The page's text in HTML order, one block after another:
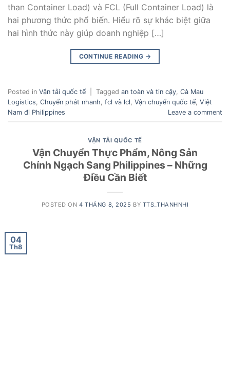
than Container Load) và FCL (Full Container Load) là
hai phương thức phổ biến. Hiểu rõ sự khác biệt giữa
hai hình thức này giúp doanh nghiệp […]
CONTINUE READING →
Posted in Vận tải quốc tế Tagged an toàn và tin cậy Cà Mau
Logistics Chuyển phát nhanh fcl và lcl Vận chuyển quốc tế, Việt
Nam đi Philippines
Leave a comment
VẬN TẢI QUỐC TẾ
Vận Chuyển Thực Phẩm, Nông Sản
Chính Ngạch Sang Philippines – Những
Điều Cần Biết
POSTED ON4 THÁNG 8, 2025 BY TTS_THANHNHI
04
Th8